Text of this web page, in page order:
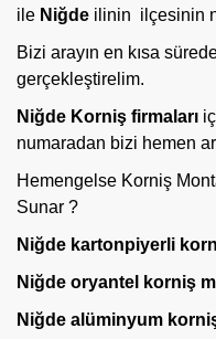
ile Niğde ilinin ilçesinin
Bizi arayın en kısa
gerçekleştirelim.
Niğde Korniş firmaları
numaradan bizi hemen
Hemengelse Korniş
Sunar ?
Niğde kartonpiyerli
Niğde oryantel korniş
Niğde alüminyum